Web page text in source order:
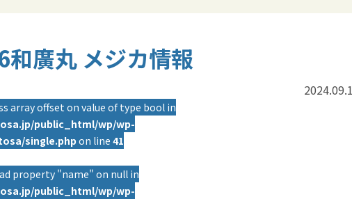
廣丸 メジカ情報
array offset on value of type bool in
public_html/wp/wp-
single.php on line 41
property "name" on null in
public_html/wp/wp-